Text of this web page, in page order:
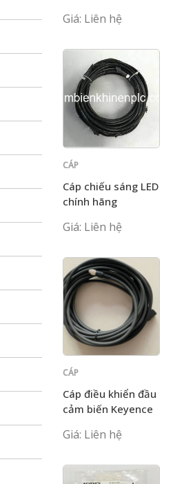
CH2M
Giá: Liên hệ
CÁP
Cáp chiếu sáng LED
chính hãng
Giá: Liên hệ
CÁP
Cáp điều khiển đầu
cảm biến Keyence
Giá: Liên hệ